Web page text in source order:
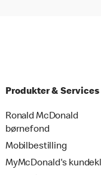
Produkter & Services
Ronald McDonald
børnefond
Mobilbestilling
MyMcDonald's